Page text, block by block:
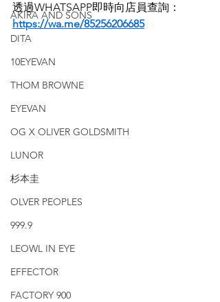
AKIRA AND SONS
DITA
10EYEVAN
THOM BROWNE
EYEVAN
OG X OLIVER GOLDSMITH
LUNOR
杉本圭
OLVER PEOPLES
999.9
LEOWL IN EYE
EFFECTOR
FACTORY 900
透過WHATSAPP即時向店員查詢：
https://wa.me/85256206685